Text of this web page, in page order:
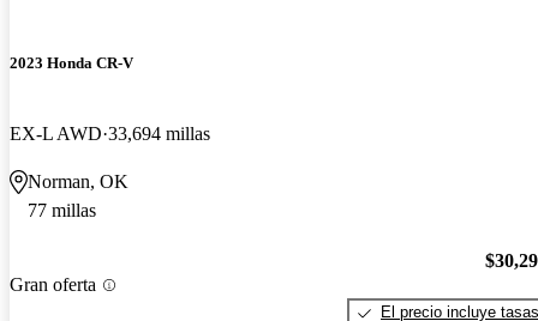
2023 Honda CR-V
EX-L AWD 33,694 millas
Norman, OK
77 millas
Gran oferta
El precio incluye tasas